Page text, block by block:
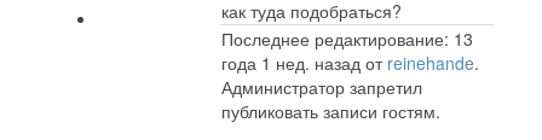
как туда подобраться?
Последнее редактирование: 13
года 1 нед. назад от reinehande.
Администратор запретил
публиковать записи гостям.